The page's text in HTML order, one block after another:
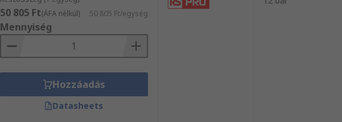
50 805 Ft(ÁFA nélkül) 50 805 Ft/egység
Mennyiség
Hozzáadás
Datasheets